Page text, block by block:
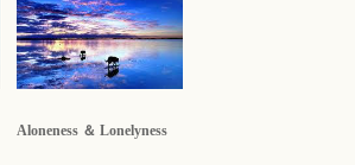
Aloneness ＆ Lonelyness